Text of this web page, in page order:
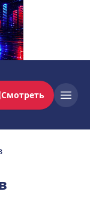
Смотреть